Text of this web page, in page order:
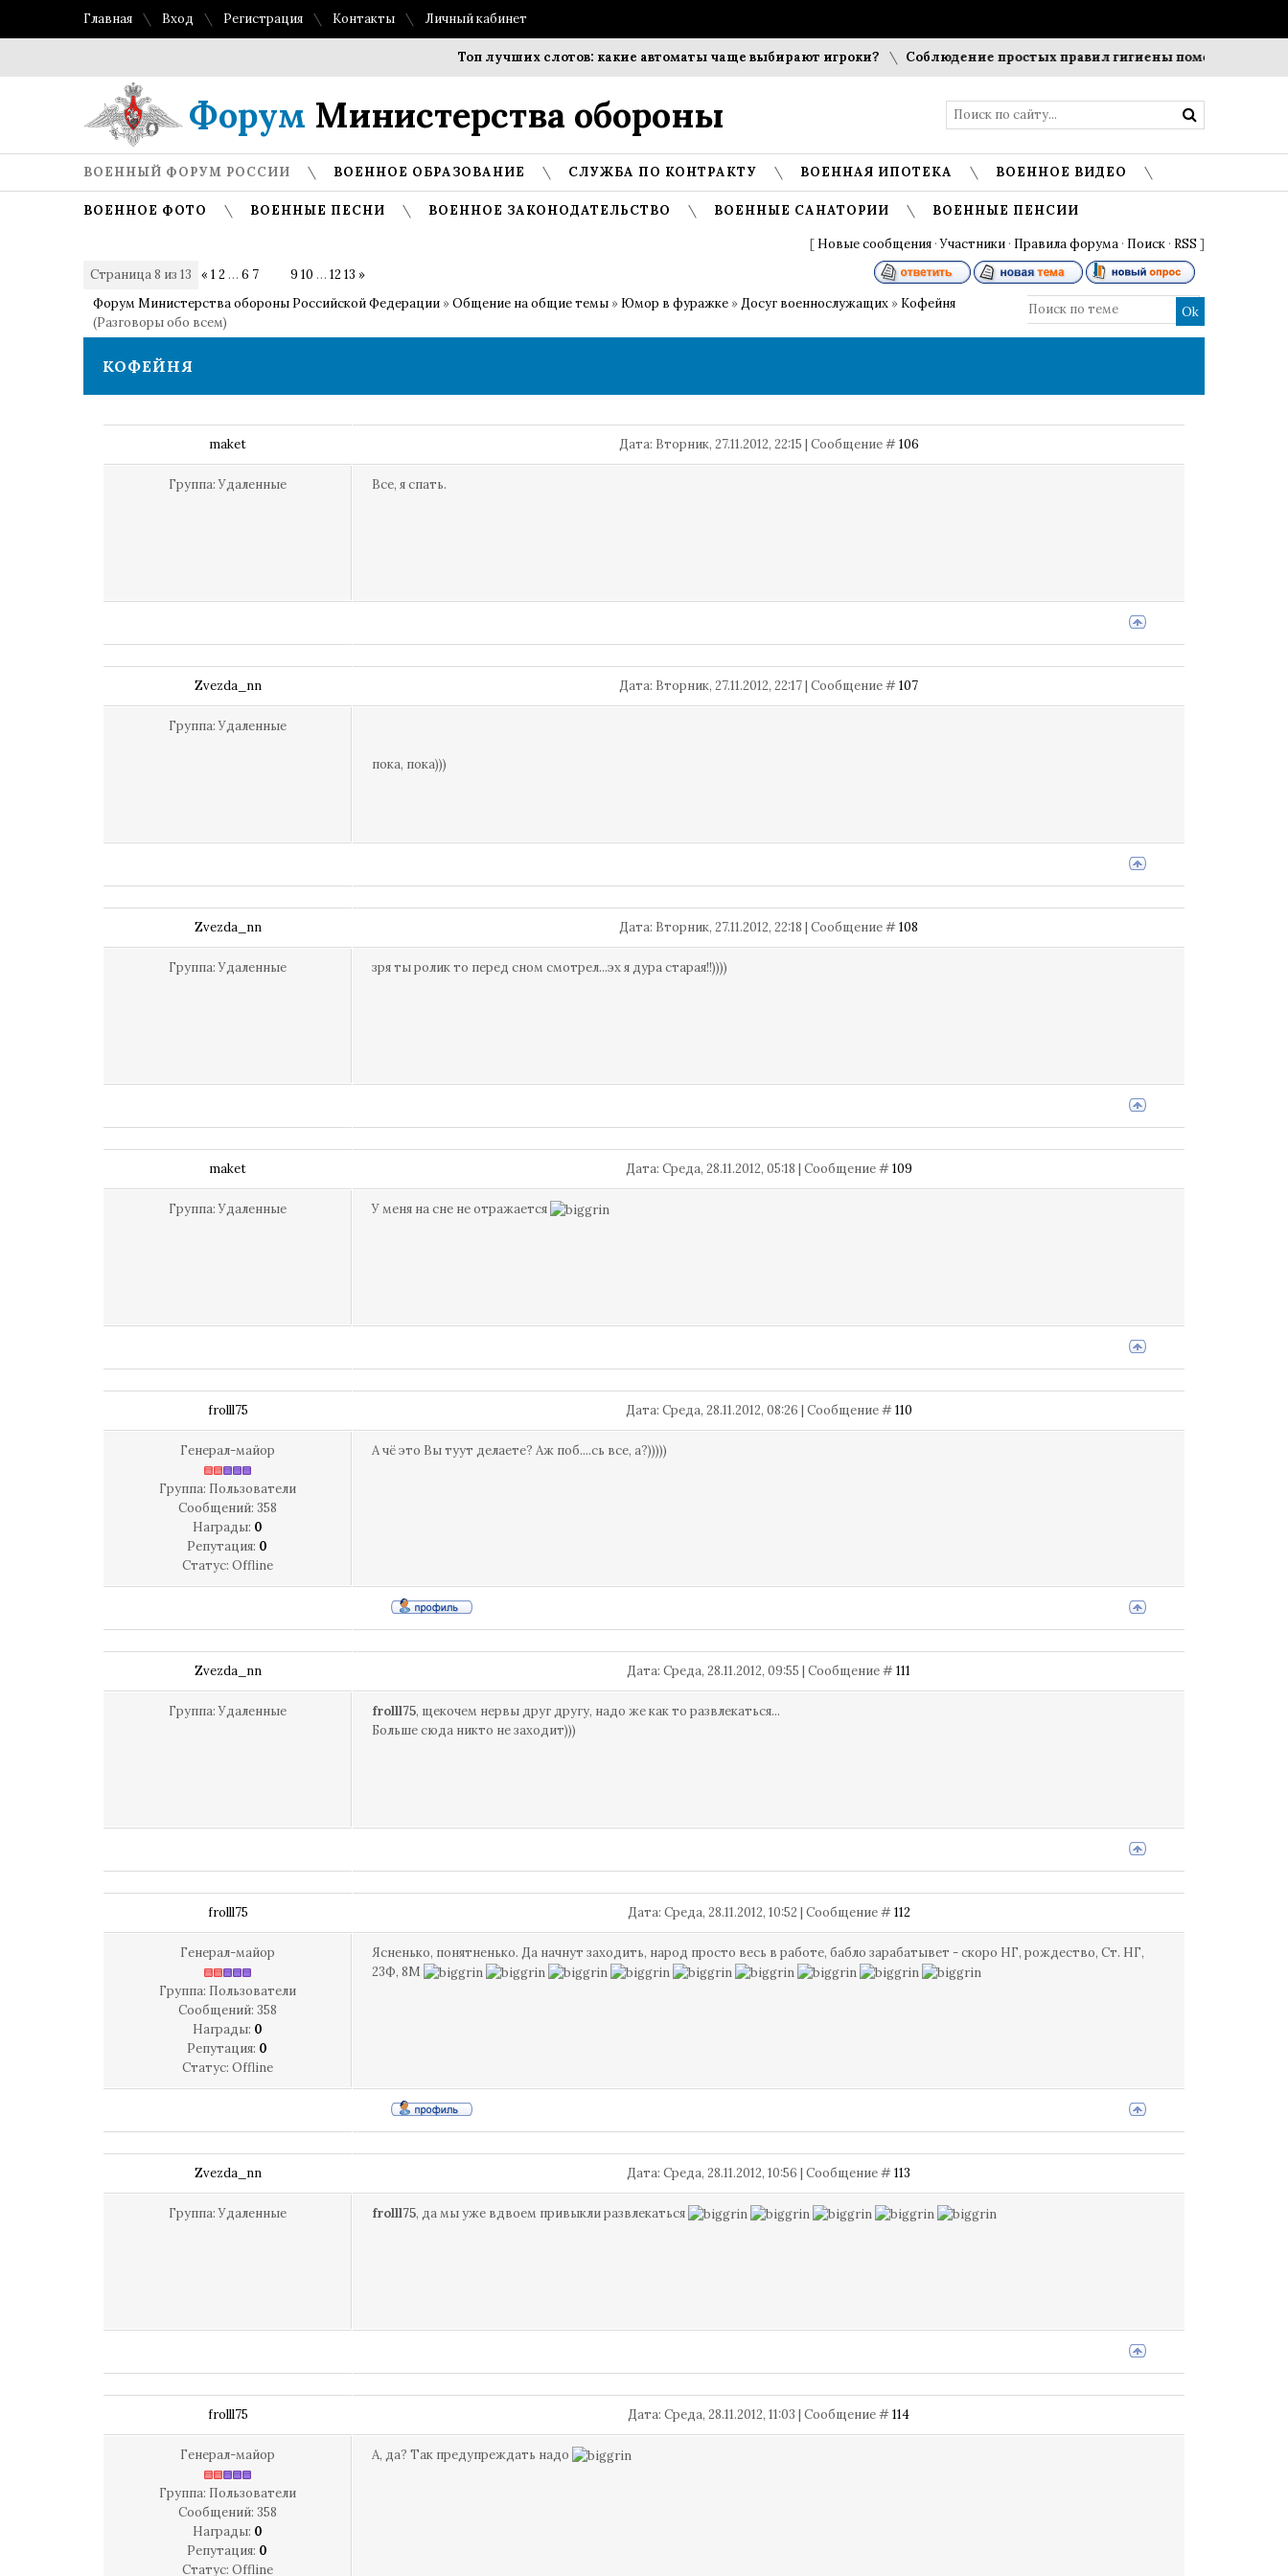
Главная Вход Регистрация Контакты Личный кабинет
Топ лучших слотов: какие автоматы чаще выбирают игроки? Соблюдение простых правил гигиены помогает сохранить
Форум Министерства обороны
ВОЕННЫЙ ФОРУМ РОССИИ ВОЕННОЕ ОБРАЗОВАНИЕ СЛУЖБА ПО КОНТРАКТУ ВОЕННАЯ ИПОТЕКА ВОЕННОЕ ВИДЕО
ВОЕННОЕ ФОТО ВОЕННЫЕ ПЕСНИ ВОЕННОЕ ЗАКОНОДАТЕЛЬСТВО ВОЕННЫЕ САНАТОРИИ ВОЕННЫЕ ПЕНСИИ
[ Новые сообщения ·Участники · Правила форума · Поиск · RSS ]
Страница8 из 13 « 1 2 … 6 7 9 10 … 12 13 »
Форум Министерства обороны Российской Федерации »Общение на общие темы » Юмор в фуражке »Досуг военнослужащих » Кофейня
(Разговоры обо всем)
КОФЕЙНЯ
maket Дата: Вторник, 27.11.2012, 22:15 | Сообщение #106
Группа: Удаленные Все, я спать.
Zvezda_nn Дата: Вторник, 27.11.2012, 22:17 | Сообщение #107
Группа: Удаленные
пока, пока)))
Zvezda_nn Дата: Вторник, 27.11.2012, 22:18 | Сообщение #108
Группа: Удаленные зря ты ролик то перед сном смотрел...эх я дура старая!!))))
maket Дата: Среда, 28.11.2012, 05:18 | Сообщение #109
Группа: Удаленные У меня на сне не отражается
frolll75 Дата: Среда, 28.11.2012, 08:26 | Сообщение #110
Генерал-майор
Группа: Пользователи
Сообщений: 358
Награды: 0
Репутация: 0
Статус: Offline
А чё это Вы туут делаете? Аж поб....сь все, а?)))))
Zvezda_nn Дата: Среда, 28.11.2012, 09:55 | Сообщение #111
Группа: Удаленные frolll75, щекочем нервы друг другу, надо же как то развлекаться...
Больше сюда никто не заходит)))
frolll75 Дата: Среда, 28.11.2012, 10:52 | Сообщение #112
Генерал-майор
Группа: Пользователи
Сообщений: 358
Награды: 0
Репутация: 0
Статус: Offline
Ясненько, понятненько. Да начнут заходить, народ просто весь в работе, бабло зарабатывет - скоро НГ, рождество, Ст. НГ,
23Ф, 8М
Zvezda_nn Дата: Среда, 28.11.2012, 10:56 | Сообщение #113
Группа: Удаленные frolll75, да мы уже вдвоем привыкли развлекаться
frolll75 Дата: Среда, 28.11.2012, 11:03 | Сообщение #114
Генерал-майор
Группа: Пользователи
Сообщений: 358
Награды: 0
Репутация: 0
Статус: Offline
А, да? Так предупреждать надо